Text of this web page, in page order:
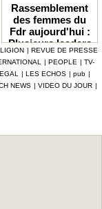
Rassemblement
des femmes du
Fdr aujourd'hui :
Plusieurs leaders
de l'opposition
annoncés
| REVUE DE PRESSE
| PEOPLE | TV-
| LES ECHOS | pub |
NEWS | VIDEO DU JOUR |